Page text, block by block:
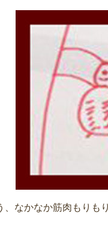
なかなか筋肉もりも